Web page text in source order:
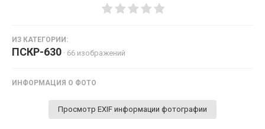
ИЗ КАТЕГОРИИ:
ПСКР-630 · 66 изображений
ИНФОРМАЦИЯ О ФОТО
Просмотр EXIF информации фотографии